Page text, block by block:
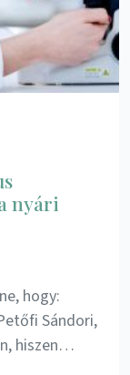
nyári
hogy:
Sándori,
hiszen…